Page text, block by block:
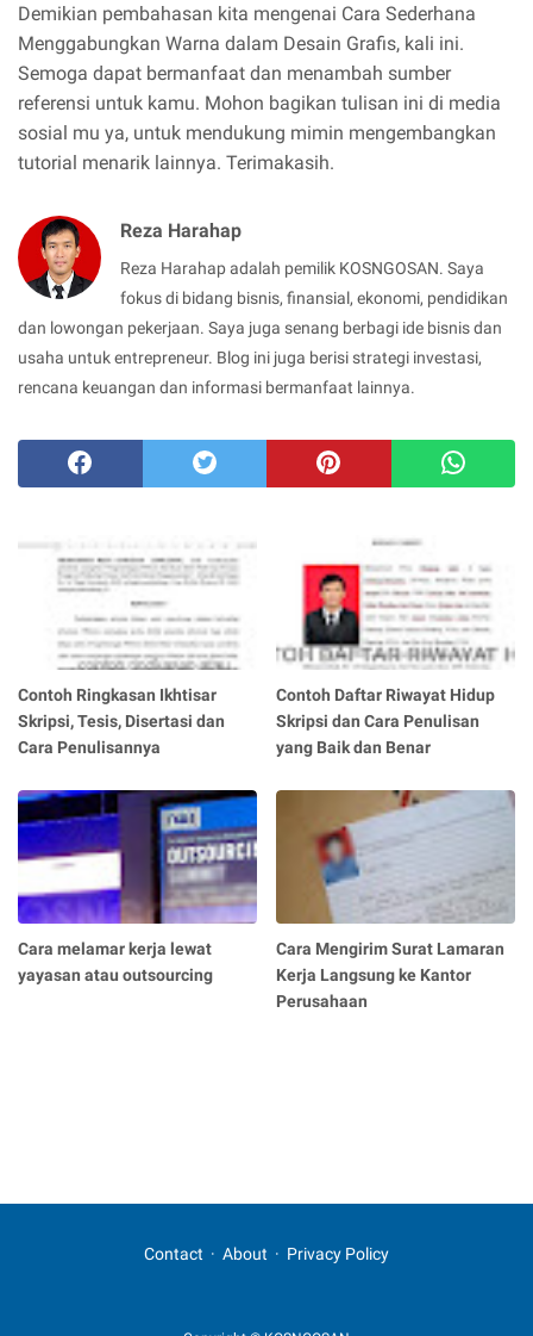
Demikian pembahasan kita mengenai Cara Sederhana
Menggabungkan Warna dalam Desain Grafis, kali ini.
Semoga dapat bermanfaat dan menambah sumber
referensi untuk kamu. Mohon bagikan tulisan ini di media
sosial mu ya, untuk mendukung mimin mengembangkan
tutorial menarik lainnya. Terimakasih.
Reza Harahap
Reza Harahap adalah pemilik KOSNGOSAN. Saya
fokus di bidang bisnis, finansial, ekonomi, pendidikan
dan lowongan pekerjaan. Saya juga senang berbagi ide bisnis dan
usaha untuk entrepreneur. Blog ini juga berisi strategi investasi,
rencana keuangan dan informasi bermanfaat lainnya.
Contoh Ringkasan Ikhtisar
Skripsi, Tesis, Disertasi dan
Cara Penulisannya
Contoh Daftar Riwayat Hidup
Skripsi dan Cara Penulisan
yang Baik dan Benar
Cara melamar kerja lewat
yayasan atau outsourcing
Cara Mengirim Surat Lamaran
Kerja Langsung ke Kantor
Perusahaan
Contact About Privacy Policy